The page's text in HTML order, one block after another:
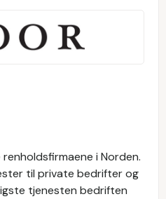
i Norden.
til private bedrifter og
tjenesten bedriften